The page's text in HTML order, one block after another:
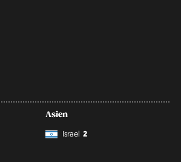
Asien
Israel 2